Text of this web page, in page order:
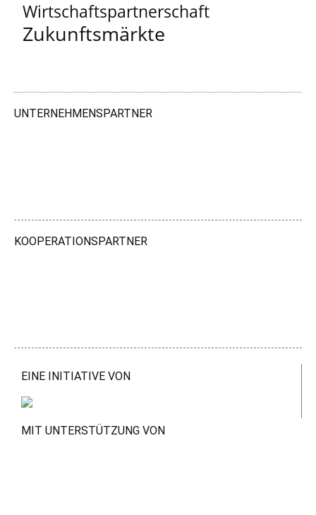
Wirtschaftspartnerschaft
Zukunftsmärkte
UNTERNEHMENSPARTNER
KOOPERATIONSPARTNER
EINE INITIATIVE VON
MIT UNTERSTÜTZUNG VON